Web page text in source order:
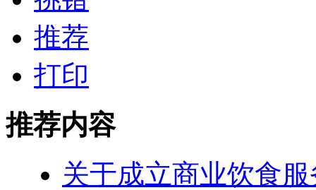
推荐
打印
推荐内容
关于成立商业饮食